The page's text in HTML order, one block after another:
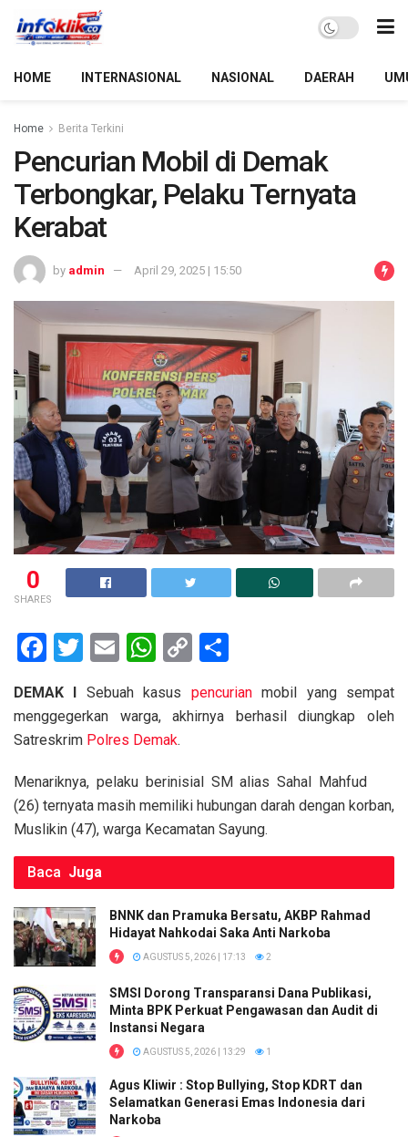
HOME INTERNASIONAL NASIONAL DAERAH
Home Berita Terkini
Pencurian Mobil di Demak
Terbongkar, Pelaku Ternyata
Kerabat
by admin April 29, 2025 | 15:50
0
SHARES
F
ce
b
o
k
T
tt
er
E
ail
W
at
s
p
p
C
py
Li
k
ar
DEMAK I Sebuah kasus pencurianmobil yang sempat
menggegerkan warga, akhirnya berhasil diungkap oleh
Satreskrim Polres Demak.
Menariknya, pelaku berinisial SM alias Sahal Mahfud
(26) ternyata masih memiliki hubungan darah dengan korban,
Muslikin (47), warga Kecamatan Sayung.
Baca Juga
BNNK dan Pramuka Bersatu, AKBP Rahmad
Hidayat Nahkodai Saka Anti Narkoba
AGUSTUS 5, 2026 | 17:13 2
SMSI Dorong Transparansi Dana Publikasi,
Minta BPK Perkuat Pengawasan dan Audit di
Instansi Negara
AGUSTUS 5, 2026 | 13:29 1
Agus Kliwir : Stop Bullying, Stop KDRT dan
Selamatkan Generasi Emas Indonesia dari
Narkoba